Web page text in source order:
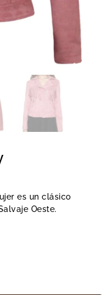
es un clásico
Oeste.